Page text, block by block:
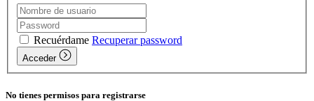
Recuérdame Recuperar password
Acceder
No tienes permisos para registrarse